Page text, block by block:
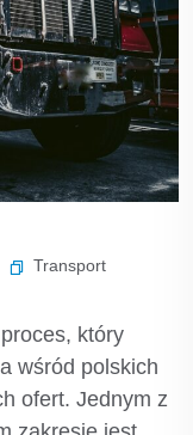
Transport
który
wśród polskich
ofert. Jednym z